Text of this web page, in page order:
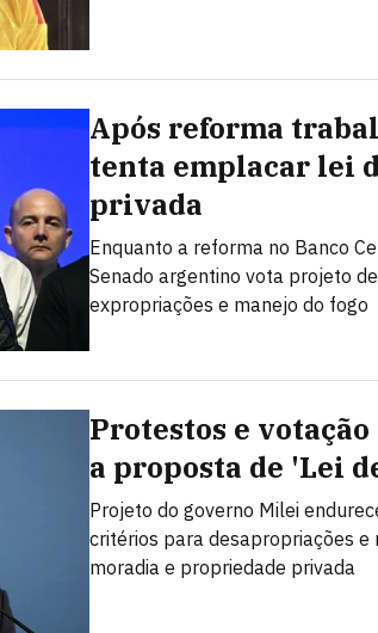
Após reforma
tenta emplacar lei
privada
Enquanto a reforma no Banco
Senado argentino vota projeto
expropriações e manejo do fogo
Protestos e
a proposta de 'Lei
Projeto do governo Milei
critérios para desapropriações
moradia e propriedade privada